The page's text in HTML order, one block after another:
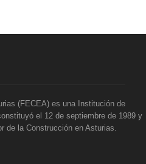
(FECEA) es una Institución de
el 12 de septiembre de 1989 y
de la Construcción en Asturias.